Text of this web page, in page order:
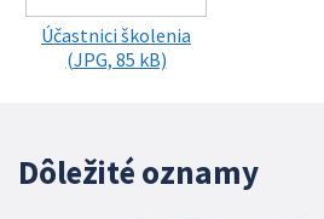
Účastnici školenia
(JPG, 85 kB)
Dôležité oznamy